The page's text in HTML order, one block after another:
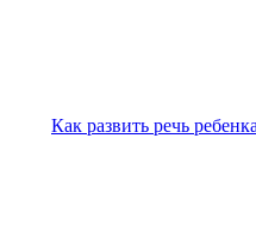
Как развить речь